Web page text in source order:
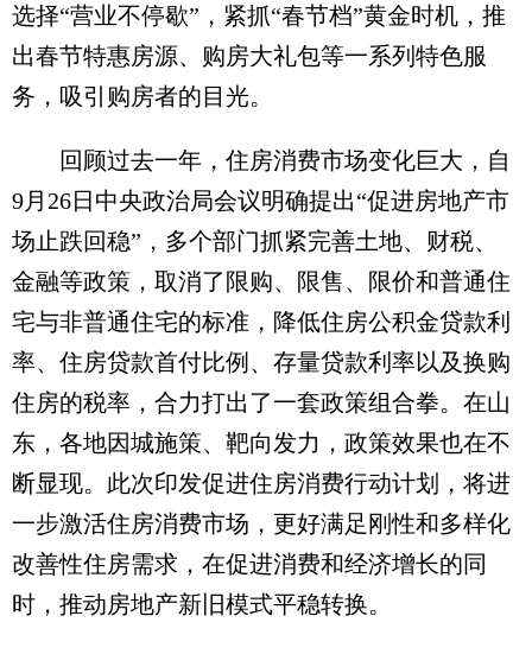
选择“营业不停歇”，紧抓“春节档”黄金时机，推
出春节特惠房源、购房大礼包等一系列特色服
务，吸引购房者的目光。
回顾过去一年，住房消费市场变化巨大，自
9月26日中央政治局会议明确提出“促进房地产市
场止跌回稳”，多个部门抓紧完善土地、财税、
金融等政策，取消了限购、限售、限价和普通住
宅与非普通住宅的标准，降低住房公积金贷款利
率、住房贷款首付比例、存量贷款利率以及换购
住房的税率，合力打出了一套政策组合拳。在山
东，各地因城施策、靶向发力，政策效果也在不
断显现。此次印发促进住房消费行动计划，将进
一步激活住房消费市场，更好满足刚性和多样化
改善性住房需求，在促进消费和经济增长的同
时，推动房地产新旧模式平稳转换。